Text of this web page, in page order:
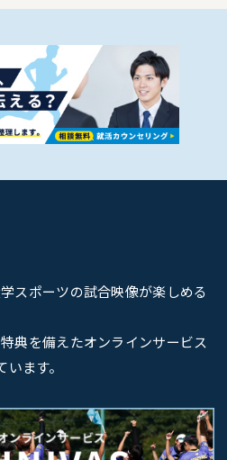
スポーツの試合映像が楽しめる
典を備えたオンラインサービス
ます。